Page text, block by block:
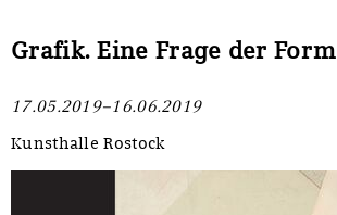
Grafik. Eine Frage der Form
17.05.2019–16.06.2019
Kunsthalle Rostock
Stellenangebote
UKRAINE-Förderlinie